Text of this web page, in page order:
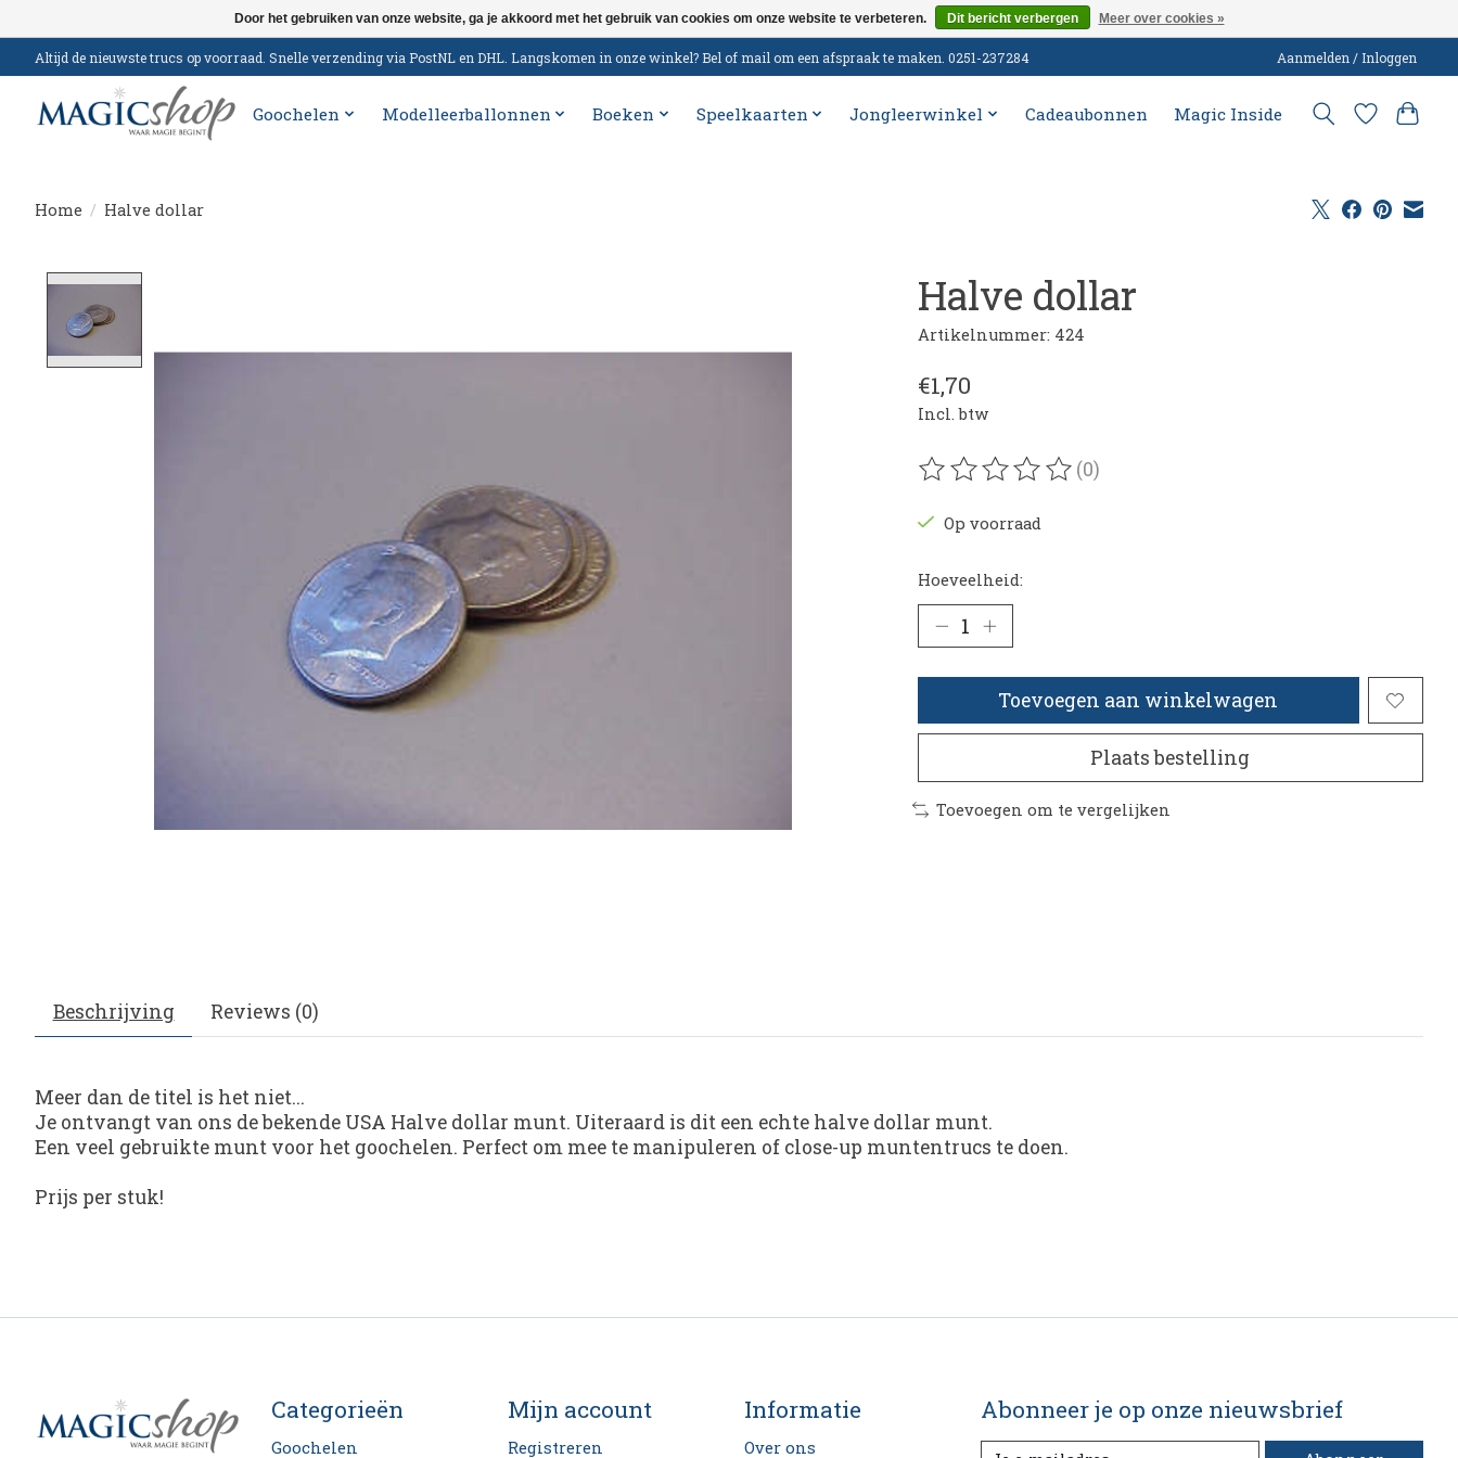
Altijd de nieuwste trucs op voorraad. Snelle verzending via PostNL en DHL. Langskomen in onze winkel? Bel of mail om een afspraak te maken. 0251-237284 Aanmelden / Inloggen
Goochelen Modelleerballonnen Boeken Speelkaarten Jongleerwinkel Cadeaubonnen Magic Inside
Home / Halve dollar
Halve dollar
Artikelnummer: 424
€1,70
Incl. btw
De beoordeling van dit product is
(0)
Op voorraad
Hoeveelheid:
Toevoegen aan winkelwagen
Plaats bestelling
Toevoegen om te vergelijken
Beschrijving Reviews (0)
Meer dan de titel is het niet...
Je ontvangt van ons de bekende USA Halve dollar munt. Uiteraard is dit een echte halve dollar munt.
Een veel gebruikte munt voor het goochelen. Perfect om mee te manipuleren of close-up muntentrucs te doen.
Prijs per stuk!
Categorieën
Goochelen
Mijn account
Registreren
Informatie
Over ons
Abonneer je op onze nieuwsbrief
Door het gebruiken van onze website, ga je akkoord met het gebruik van cookies om onze website te verbeteren. Dit bericht verbergen Meer over cookies »